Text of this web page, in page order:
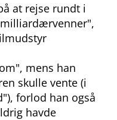
at rejse rundt i
milliardærvenner ,
, mens han
skulle vente (i
), forlod han også
havde